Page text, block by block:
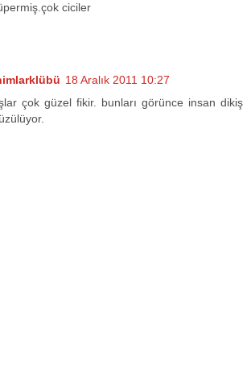
ciciler
18 Aralık 2011 10:27
çok güzel fikir. bunları görünce insan dikiş